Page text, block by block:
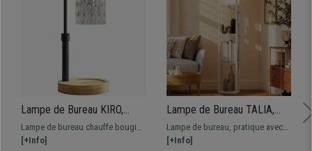
Lampe de Bureau KIRO,
Chauffe-bougie, Design
Raffiné, en Verre et Métal,
Lampe de bureau chauffe bougie,
pratique et fonctionnelle, design
[+Info]
Lampe de Bureau TALIA,
Dimensions 26x26x160 cm,
avec Étagères, en Bois,
Lampe de bureau, pratique avec
ses étagères, disponibles en
[+Info]